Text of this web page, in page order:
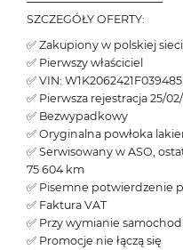
SZCZEGÓŁY OFERTY:
✅ Zakupiony w polskiej
✅ Pierwszy właściciel
✅ VIN: W1K2062421F039485
✅ Pierwsza rejestracja 25/02/
✅ Bezwypadkowy
✅ Oryginalna powłoka
✅ Serwisowany w ASO,
75 604 km
✅ Pisemne potwierdzenie
✅ Faktura VAT
✅ Przy wymianie
✅ Promocje nie łączą się